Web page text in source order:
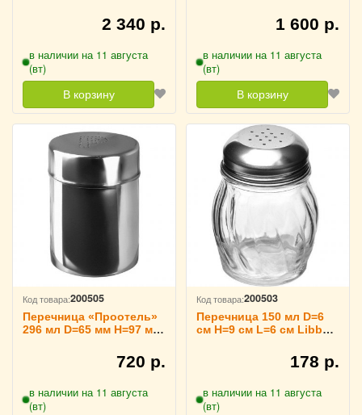
2 340 р.
в наличии на 11 августа
(вт)
В корзину
1 600 р.
в наличии на 11 августа
(вт)
В корзину
Код товара:200505
Перечница «Проотель»
296 мл D=65 мм H=97 мм
720 р.
в наличии на 11 августа
(вт)
Код товара:200503
Перечница 150 мл D=6
см H=9 см L=6 см Libbey,
178 р.
в наличии на 11 августа
(вт)